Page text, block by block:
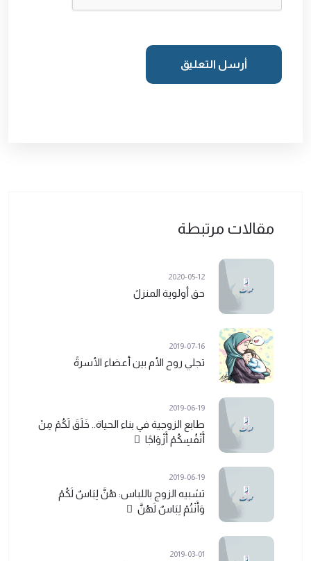
أرسل التعليق
مقالات مرتبطة
2020-05-12
حق أولوية المنزلً
2019-07-16
تجلي روح الأم بين أعضاء الأسرةً
2019-06-19
طابع الزوجية في بناء الحياة.. خَلَقَ لَكُمْ مِنْ
أَنْفُسِكُمْ أَزْوَاجًا ً
2019-06-19
تشبيه الزوج باللباس: هُنَّ لِبَاسٌ لَكُمْ
وَأَنْتُمْ لِبَاسٌ لَهُنَّ ً
2019-03-01